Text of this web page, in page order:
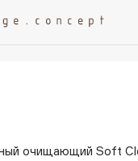
очищающий Soft